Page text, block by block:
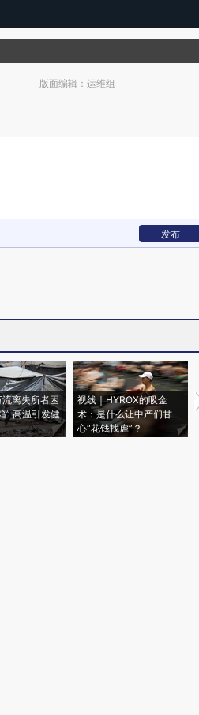
版面编辑：运维组
发布
离失所者困
” 高温引发健
视线｜HYROX的吸金
术：是什么让中产们甘
心“花钱找虐”？